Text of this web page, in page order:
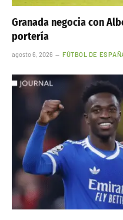
Granada negocia con
portería
agosto 6, 2026 FÚTBOL DE